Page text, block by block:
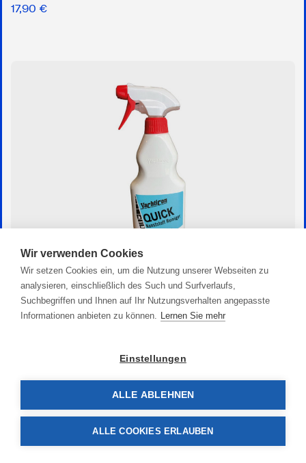
17,90 €
Quick Reiniger
14,90 €
Wir verwenden Cookies
Wir setzen Cookies ein, um die Nutzung unserer Webseiten zu
analysieren, einschließlich des Such und Surfverlaufs,
Suchbegriffen und Ihnen auf Ihr Nutzungsverhalten angepasste
Informationen anbieten zu können. Lernen Sie mehr
Einstellungen
ALLE ABLEHNEN
ALLE COOKIES ERLAUBEN